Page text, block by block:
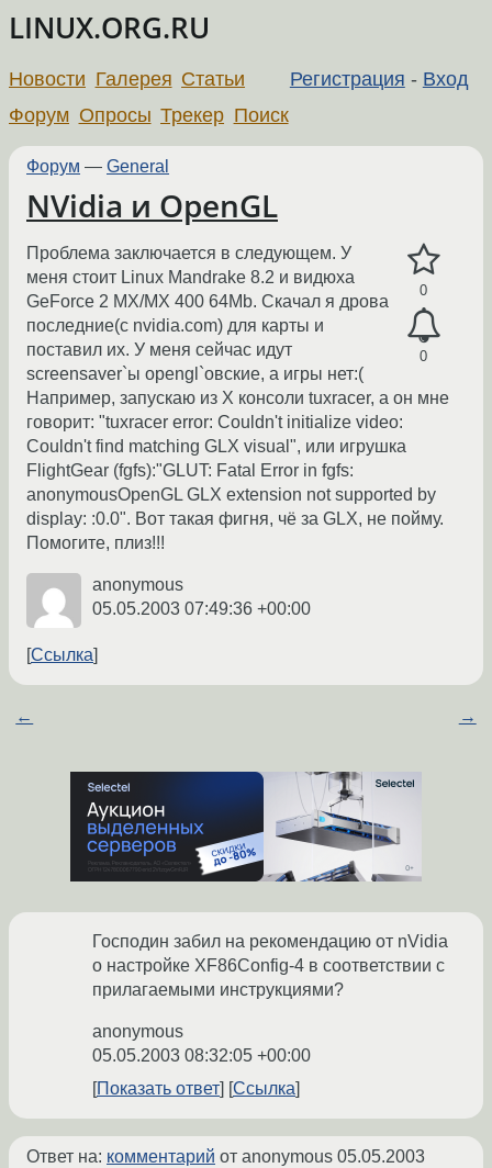
LINUX.ORG.RU
Регистрация - Вход
Новости Галерея Статьи
Форум Опросы Трекер Поиск
Форум — General
NVidia и OpenGL
0
0
Проблема заключается в следующем. У
меня стоит Linux Mandrake 8.2 и видюха
GeForce 2 MX/MX 400 64Mb. Скачал я дрова
последние(с nvidia.com) для карты и
поставил их. У меня сейчас идут
screensaver`ы opengl`овские, а игры нет:(
Например, запускаю из Х консоли tuxracer, а он мне
говорит: "tuxracer error: Couldn't initialize video:
Couldn't find matching GLX visual", или игрушка
FlightGear (fgfs):"GLUT: Fatal Error in fgfs:
anonymousOpenGL GLX extension not supported by
display: :0.0". Вот такая фигня, чё за GLX, не пойму.
Помогите, плиз!!!
anonymous
05.05.2003 07:49:36 +00:00
Ссылка
← →
Господин забил на рекомендацию от nVidia
о настройке XF86Config-4 в соответствии с
прилагаемыми инструкциями?
anonymous
05.05.2003 08:32:05 +00:00
Показать ответ
Ссылка
Ответ на: комментарий от anonymous 05.05.2003